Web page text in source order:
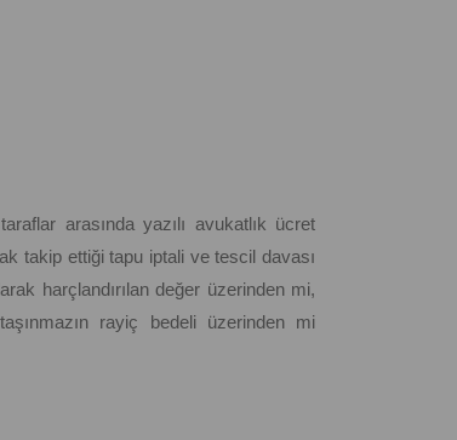
arasında yazılı avukatlık ücret
takip ettiği tapu iptali ve tescil davası
harçlandırılan değer üzerinden mi,
rayiç bedeli üzerinden mi